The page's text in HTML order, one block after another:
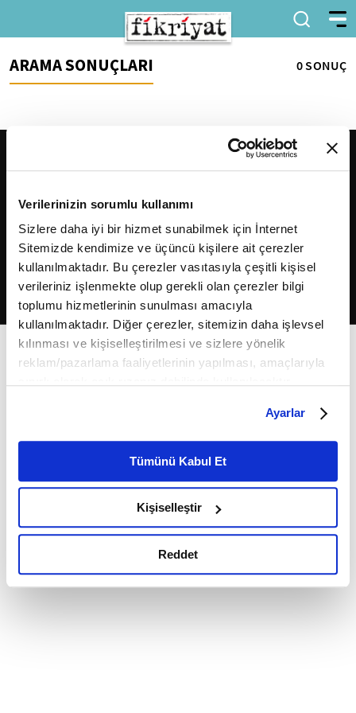
Verilerinizin sorumlu kullanımı
Sizlere daha iyi bir hizmet sunabilmek için İnternet
Sitemizde kendimize ve üçüncü kişilere ait çerezler
kullanılmaktadır. Bu çerezler vasıtasıyla çeşitli kişisel
verileriniz işlenmekte olup gerekli olan çerezler bilgi
toplumu hizmetlerinin sunulması amacıyla
kullanılmaktadır. Diğer çerezler, sitemizin daha işlevsel
kılınması ve kişiselleştirilmesi ve sizlere yönelik
reklam/pazarlama faaliyetlerinin yapılması, amaçlarıyla
belirleyebilirsiniz. Çerezlere ilişkin detaylı bilgi için
Ayarlar butonuna tıklayabilir,Çerez Bilgilendirme
Metnimizi ziyaret edebilirsiniz.
6698 sayılı Kişisel Verilerin Korunması Kanunu uyarınca
okumak ve sitemizi ziyaretiniz kapsamında
gerçekleştirilen veri işleme faaliyetleri ile ilgili daha
detaylı bilgi almak için lütfentıklayınız.
Ayarlar
Tümünü Kabul Et
Kişiselleştir
Reddet
ARAMA SONUÇLARI 0 SONUÇ
2026Fikriyat. Tüm hakları saklıdır.